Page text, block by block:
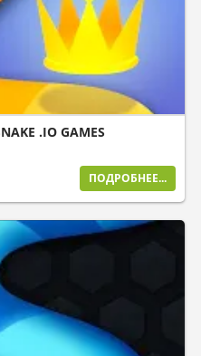
.IO GAMES
ПОДРОБНЕЕ...